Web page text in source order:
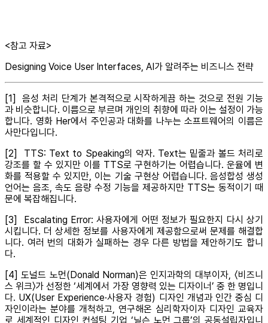
<참고 자료>
Designing Voice User Interfaces, AI가 알려주는 비즈니스 전략
[1] 음성 처리 단계가 본격적으로 시작하게끔 하는 것으로 전원 기능
과 비슷합니다. 이름으로 부르며 개인의 취향에 따라 이는 설정이 가능
합니다. 영화 Her에서 주인공과 대화를 나누는 소프트웨어의 이름은
사만다입니다.
[2] TTS: Text to Speaking의 약자. Text는 밑줄과 볼드 처리로
강조를 할 수 있지만 이를 TTS로 구현하기는 어렵습니다. 운율에 변
화를 적용할 수 있지만, 이는 기술 구현상 어렵습니다. 음성합성 생성
언어는 음조, 속도 음량 수정 기능을 제공하지만 TTS는 동적이기 때
문에 복잡해집니다.
[3] Escalating Error: 사용자에게 어떤 정보가 필요한지 다시 상기
시킵니다. 더 상세한 정보를 사용자에게 제공함으로써 문제를 해결합
니다. 여러 번의 대화가 실패하는 경우 다른 방법을 제안하기도 합니
다.
[4] 도널드 노먼(Donald Norman)은 인지과학의 대부이자, 〈비즈니
스 위크〉가 선정한 ‘세계에서 가장 영향력 있는 디자이너’ 중 한 명입니
다. UX(User Experience·사용자 경험) 디자인 개념과 인간 중심 디
자인이라는 분야를 개척하고, 연구해온 심리학자이자 디자인 교육자
로 세계적인 디자인 컨설팅 기업 ‘닐슨 노먼 그룹’의 공동설립자입니